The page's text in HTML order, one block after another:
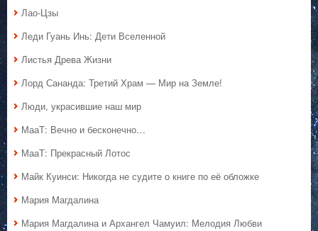
Лао-Цзы
Леди Гуань Инь: Дети Вселенной
Листья Древа Жизни
Лорд Сананда: Третий Храм — Мир на Земле!
Люди, украсившие наш мир
МааТ: Вечно и бесконечно…
МааТ: Прекрасный Лотос
Майк Куинси: Никогда не судите о книге по её обложке
Мария Магдалина
Мария Магдалина и Архангел Чамуил: Мелодия Любви